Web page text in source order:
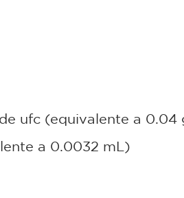
ufc (equivalente a 0.04
a 0.0032 mL)